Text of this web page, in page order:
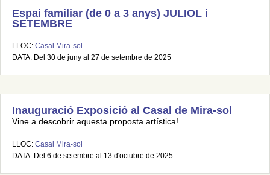
Espai familiar (de 0 a 3 anys) JULIOL i
SETEMBRE
LLOC: Casal Mira-sol
DATA: Del 30 de juny al 27 de setembre de 2025
Inauguració Exposició al Casal de Mira-sol
Vine a descobrir aquesta proposta artística!
LLOC: Casal Mira-sol
DATA: Del 6 de setembre al 13 d'octubre de 2025